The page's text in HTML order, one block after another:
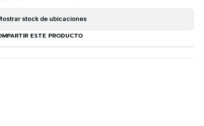
stock de ubicaciones
ESTE PRODUCTO